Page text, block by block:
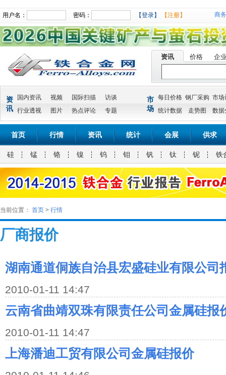
用户名： 密码： 【登录】 【注册】 商
资讯 价格 企
资
讯
国内资讯 视频 国际扫描
访谈
行业透视
图片 热点评论 专题
市
场
每日价格 钢厂采购 市场
统计数据
走势图 数据
首页 行情 资讯 统计 会展 供求
硅 锰 铬 镍 钨 钼 钒 钛 铌 铁
当前位置： 首页 > 行情
厂商报价
湖南通道侗族自治县宏盛硅业有限公司
2010-01-11 14:47
云南省曲靖双珠有限责任公司金属硅报
2010-01-11 14:47
上海潘迪工贸有限公司金属硅报价